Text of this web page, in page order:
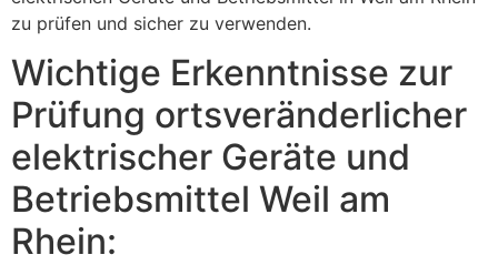
zu prüfen und sicher zu verwenden.
Wichtige Erkenntnisse zur
Prüfung ortsveränderlicher
elektrischer Geräte und
Betriebsmittel Weil am
Rhein: